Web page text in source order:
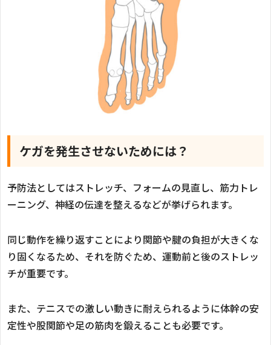
ケガを発生させないためには？
予防法としてはストレッチ、フォームの見直し、筋力トレ
ーニング、神経の伝達を整えるなどが挙げられます。
同じ動作を繰り返すことにより関節や腱の負担が大きくな
り固くなるため、それを防ぐため、運動前と後のストレッ
チが重要です。
また、テニスでの激しい動きに耐えられるように体幹の安
定性や股関節や足の筋肉を鍛えることも必要です。